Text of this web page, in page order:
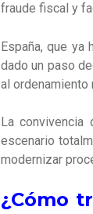
fraude fiscal y
España, que ya
dado un paso
al ordenamiento
La
escenario
modernizar
¿Cómo